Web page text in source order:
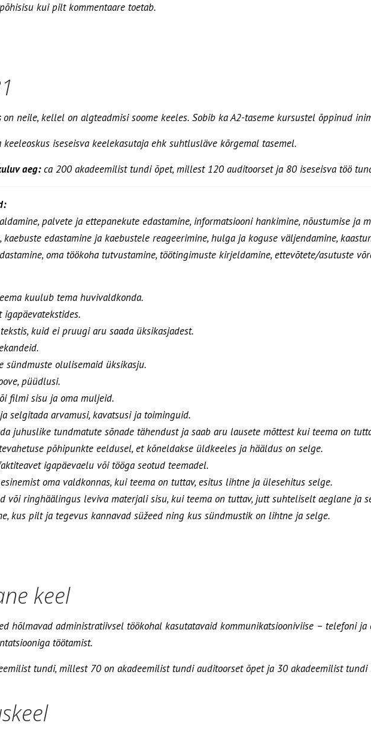
kui pilt kommentaare toetab.
on neile, kellel on algteadmisi soome keeles. Sobib ka A2-taseme kursustel õppinud
iseseisva keelekasutaja ehk suhtlusläve kõrgemal tasemel.
aeg:ca 200 akadeemilist tundi õpet, millest 120 auditoorset ja 80 iseseisva töö
palvete ja ettepanekute edastamine, informatsiooni hankimine, nõustumise ja
edastamine ja kaebustele reageerimine, hulga ja koguse väljendamine,
oma töökoha tutvustamine, töötingimuste kirjeldamine, ettevõtete/asutuste
kuulub tema huvivaldkonda.
kuid ei pruugi aru saada üksikasjadest.
sündmuste olulisemaid üksikasju.
püüdlusi.
filmi sisu ja oma muljeid.
selgitada arvamusi, kavatsusi ja toiminguid.
juhuslike tundmatute sõnade tähendust ja saab aru lausete mõttest kui teema on
põhipunkte eeldusel, et kõneldakse üldkeeles ja hääldus on selge.
igapäevaelu või tööga seotud teemadel.
oma valdkonnas, kui teema on tuttav, esitus lihtne ja ülesehitus selge.
või ringhäälingus leviva materjali sisu, kui teema on tuttav, jutt suhteliselt aeglane ja
kus pilt ja tegevus kannavad süžeed ning kus sündmustik on lihtne ja selge.
keel
hõlmavad administratiivsel töökohal kasutatavaid kommunikatsiooniviise – telefoni
töötamist.
tundi, millest 70 on akadeemilist tundi auditoorset õpet ja 30 akadeemilist tundi